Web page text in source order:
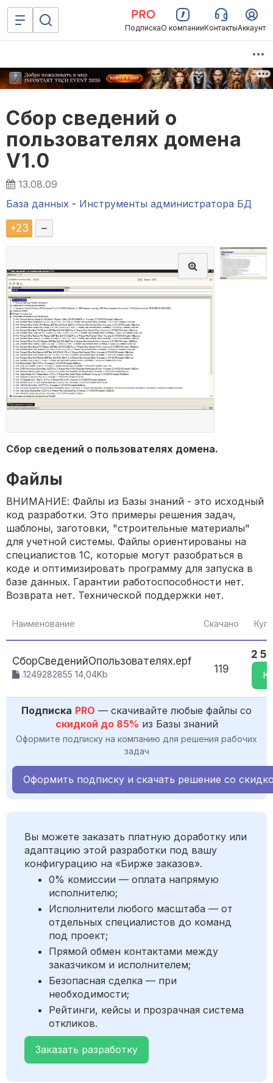
ПодпискаО компанииКонтактыАккаунт
Сбор сведений о
пользователях домена
V1.0
13.08.09
База данных - Инструменты администратора БД
+23 –
Сбор сведений о пользователях домена.
Файлы
ВНИМАНИЕ: Файлы из Базы знаний - это исходный
код разработки. Это примеры решения задач,
шаблоны, заготовки, "строительные материалы"
для учетной системы. Файлы ориентированы на
специалистов 1С, которые могут разобраться в
коде и оптимизировать программу для запуска в
базе данных. Гарантии работоспособности нет.
Возврата нет. Технической поддержки нет.
Наименование Скачано
СборСведенийОпользователях.epf
.1249282855 14,04Kb 119
2
Подписка PRO — скачивайте любые файлы со
скидкой до 85% из Базы знаний
Оформите подписку на компанию для решения рабочих
задач
Оформить подписку и скачать решение со
Вы можете заказать платную доработку или
адаптацию этой разработки под вашу
конфигурацию на «Бирже заказов».
0% комиссии — оплата напрямую
исполнителю;
Исполнители любого масштаба — от
отдельных специалистов до команд
под проект;
Прямой обмен контактами между
заказчиком и исполнителем;
Безопасная сделка — при
необходимости;
Рейтинги, кейсы и прозрачная система
откликов.
Заказать разработку